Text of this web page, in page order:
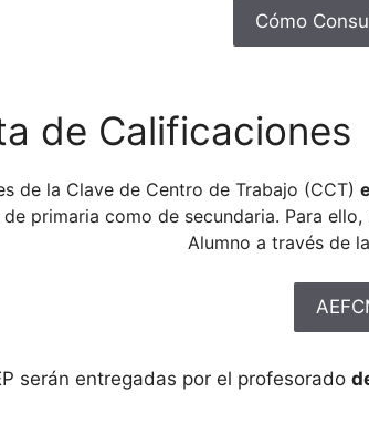
Cómo
de Calificaciones
de la Clave de Centro de Trabajo (CCT)
primaria como de secundaria. Para
Alumno a través de
serán entregadas por el profesorado